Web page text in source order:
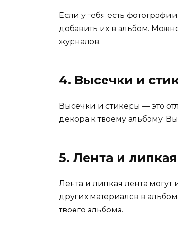
Если у тебя есть
добавить их в альбом.
журналов.
4. Высечки и
Высечки и стикеры — это
декора к твоему альбому.
5. Лента и
Лента и липкая лента могут
других материалов в
твоего альбома.